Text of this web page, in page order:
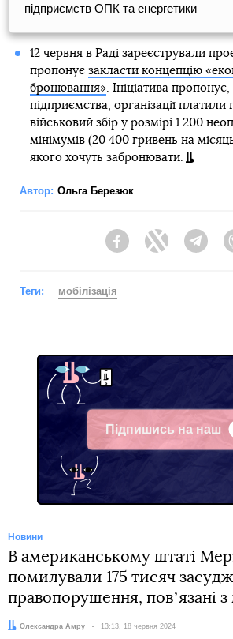
підприємств ОПК та енергетики
12 червня в Раді зареєстрували
пропонує закласти концепцію
бронювання». Ініціатива
підприємства, організації
військовий збір у розмірі 1 200
мінімумів (20 400 гривень на
якого хочуть забронювати.
Автор: Ольга Березюк
FacebookTwitter
Теги: мобілізація
Підпишись на наш
Facebook
Новини
В американському штаті
помилували 175 тисяч
правопорушення, повʼязані
Автор:
Олександра Амру Дата:
13:13, 18 червня 2024